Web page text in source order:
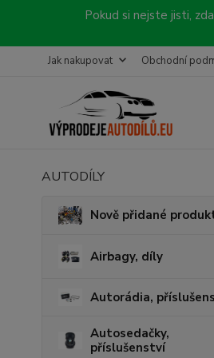
Pokud si nejste jisti,
Jak nakupovat Obchodní
AUTODÍLY
Nově přidané
Airbagy, díly
Autorádia,
Autosedačky,
příslušenství